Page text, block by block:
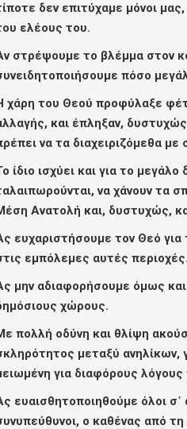
δεν επιτύχαμε μόνοι
ελέους του.
στρέψουμε το βλέμμα στον
πόσο
χάρη του Θεού προφύλαξε
και έπληξαν,
να τα διαχειριζόμεθα
ίδιο ισχύει και για το
να χάνουν τα
Ανατολή και, δυστυχώς,
ευχαριστήσουμε τον Θεό για
εμπόλεμες αυτές περιοχές.
μην αδιαφορήσουμε όμως και
χώρους.
πολλή οδύνη και θλίψη
μεταξύ ανηλίκων,
για διαφόρους
ευαισθητοποιηθούμε όλοι σ᾽
ο καθένας από